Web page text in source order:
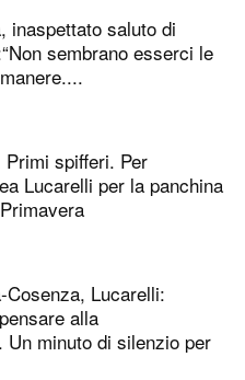
inaspettato saluto di
sembrano esserci le
spifferi. Per
Lucarelli per la panchina
Lucarelli:
alla
Un minuto di silenzio per